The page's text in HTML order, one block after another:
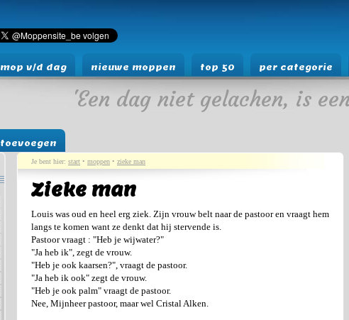
mop v/d dag nieuwe moppen top 50 per categorie
toevoegen
'Een dag niet gelachen, is
Je bent hier: start • moppen • zieke man
Zieke man
Louis was oud en heel erg ziek. Zijn vrouw belt naar de pastoor en vraagt hem
langs te komen want ze denkt dat hij stervende is.
Pastoor vraagt : "Heb je wijwater?"
"Ja heb ik", zegt de vrouw.
"Heb je ook kaarsen?", vraagt de pastoor.
"Ja heb ik ook" zegt de vrouw.
"Heb je ook palm" vraagt de pastoor.
Nee, Mijnheer pastoor, maar wel Cristal Alken.